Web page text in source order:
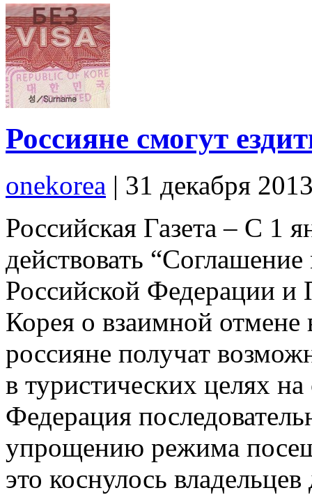
Россияне смогут
onekorea | 31 декабря
Российская Газета – С 1
действовать
Российской Федерации и
Корея о взаимной
россияне получат
в туристических целях
Федерация
упрощению режима
это коснулось